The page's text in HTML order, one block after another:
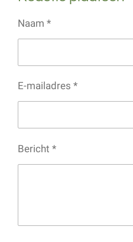
Naam *
E-mailadres *
Bericht *